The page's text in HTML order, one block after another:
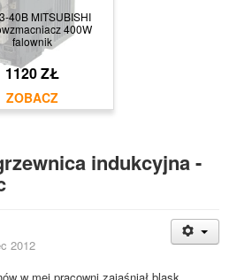
40B MITSUBISHI
400W
falownik
1120 ZŁ
indukcyjna -
2012
w mej pracowni zajaśniał blask